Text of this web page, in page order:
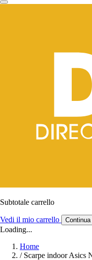
Subtotale carrello
Vedi il mio carrello
Loading...
Home
/ Scarpe indoor Asics